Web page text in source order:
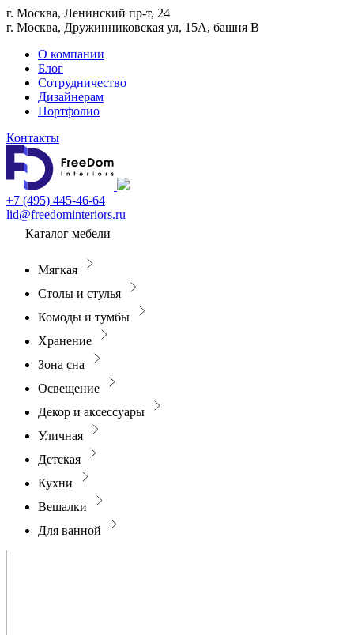
г. Москва, Ленинский пр-т, 24
г. Москва, Дружинниковская ул, 15А, башня В
О компании
Блог
Сотрудничество
Дизайнерам
Портфолио
Контакты
+7 (495) 445-46-64
lid@freedominteriors.ru
Каталог мебели
Мягкая
Столы и стулья
Комоды и тумбы
Хранение
Зона сна
Освещение
Декор и аксессуары
Уличная
Детская
Кухни
Вешалки
Для ванной